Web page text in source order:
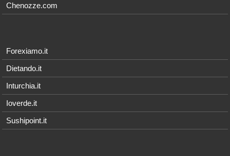
Chenozze.com
Forexiamo.it
Dietando.it
Inturchia.it
Ioverde.it
Sushipoint.it